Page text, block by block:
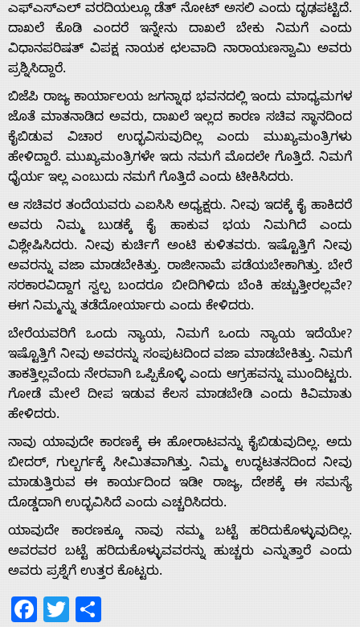
Home
About
Us
Advertise
With
s
Contact
Us
ಎಫ್‍ಎಸ್‍ಎಲ್ ವರದಿಯಲ್ಲೂ ಡೆತ್ ನೋಟ್ ಅಸಲಿ ಎಂದು ದೃಢಪಟ್ಟಿದೆ.
ದಾಖಲೆ ಕೊಡಿ ಎಂದರೆ ಇನ್ನೇನು ದಾಖಲೆ ಬೇಕು ನಿಮಗೆ ಎಂದು
ವಿಧಾನಪರಿಷತ್ ವಿಪಕ್ಷ ನಾಯಕ ಛಲವಾದಿ ನಾರಾಯಣಸ್ವಾಮಿ ಅವರು
ಪ್ರಶ್ನಿಸಿದ್ದಾರೆ.
ಬಿಜೆಪಿ ರಾಜ್ಯ ಕಾರ್ಯಾಲಯ ಜಗನ್ನಾಥ ಭವನದಲ್ಲಿ ಇಂದು ಮಾಧ್ಯಮಗಳ
ಜೊತೆ ಮಾತನಾಡಿದ ಅವರು, ದಾಖಲೆ ಇಲ್ಲದ ಕಾರಣ ಸಚಿವ ಸ್ಥಾನದಿಂದ
ಕೈಬಿಡುವ ವಿಚಾರ ಉದ್ಭವಿಸುವುದಿಲ್ಲ ಎಂದು ಮುಖ್ಯಮಂತ್ರಿಗಳು
ಹೇಳಿದ್ದಾರೆ. ಮುಖ್ಯಮಂತ್ರಿಗಳೇ ಇದು ನಮಗೆ ಮೊದಲೇ ಗೊತ್ತಿದೆ. ನಿಮಗೆ
ಧೈರ್ಯ ಇಲ್ಲ ಎಂಬುದು ನಮಗೆ ಗೊತ್ತಿದೆ ಎಂದು ಟೀಕಿಸಿದರು.
ಆ ಸಚಿವರ ತಂದೆಯವರು ಎಐಸಿಸಿ ಅಧ್ಯಕ್ಷರು. ನೀವು ಇದಕ್ಕೆ ಕೈ ಹಾಕಿದರೆ
ಅವರು ನಿಮ್ಮ ಬುಡಕ್ಕೆ ಕೈ ಹಾಕುವ ಭಯ ನಿಮಗಿದೆ ಎಂದು
ವಿಶ್ಲೇಷಿಸಿದರು. ನೀವು ಕುರ್ಚಿಗೆ ಅಂಟಿ ಕುಳಿತವರು. ಇಷ್ಟೊತ್ತಿಗೆ ನೀವು
ಅವರನ್ನು ವಜಾ ಮಾಡಬೇಕಿತ್ತು. ರಾಜೀನಾಮೆ ಪಡೆಯಬೇಕಾಗಿತ್ತು. ಬೇರೆ
ಸರಕಾರವಿದ್ದಾಗ ಸ್ವಲ್ಪ ಬಂದರೂ ಬೀದಿಗಿಳಿದು ಬೆಂಕಿ ಹಚ್ಚುತ್ತೀರಲ್ಲವೇ?
ಈಗ ನಿಮ್ಮನ್ನು ತಡೆದೋರ್ಯಾರು ಎಂದು ಕೇಳಿದರು.
ಬೇರೆಯವರಿಗೆ ಒಂದು ನ್ಯಾಯ, ನಿಮಗೆ ಒಂದು ನ್ಯಾಯ ಇದೆಯೇ?
ಇಷ್ಟೊತ್ತಿಗೆ ನೀವು ಅವರನ್ನು ಸಂಪುಟದಿಂದ ವಜಾ ಮಾಡಬೇಕಿತ್ತು. ನಿಮಗೆ
ತಾಕತ್ತಿಲ್ಲವೆಂದು ನೇರವಾಗಿ ಒಪ್ಪಿಕೊಳ್ಳಿ ಎಂದು ಆಗ್ರಹವನ್ನು ಮುಂದಿಟ್ಟರು.
ಗೋಡೆ ಮೇಲೆ ದೀಪ ಇಡುವ ಕೆಲಸ ಮಾಡಬೇಡಿ ಎಂದು ಕಿವಿಮಾತು
ಹೇಳಿದರು.
ನಾವು ಯಾವುದೇ ಕಾರಣಕ್ಕೆ ಈ ಹೋರಾಟವನ್ನು ಕೈಬಿಡುವುದಿಲ್ಲ. ಅದು
ಬೀದರ್, ಗುಲ್ಬರ್ಗಕ್ಕೆ ಸೀಮಿತವಾಗಿತ್ತು. ನಿಮ್ಮ ಉದ್ಧಟತನದಿಂದ ನೀವು
ಮಾಡುತ್ತಿರುವ ಈ ಕಾರ್ಯದಿಂದ ಇಡೀ ರಾಜ್ಯ, ದೇಶಕ್ಕೆ ಈ ಸಮಸ್ಯೆ
ದೊಡ್ಡದಾಗಿ ಉದ್ಭವಿಸಿದೆ ಎಂದು ಎಚ್ಚರಿಸಿದರು.
ಯಾವುದೇ ಕಾರಣಕ್ಕೂ ನಾವು ನಮ್ಮ ಬಟ್ಟೆ ಹರಿದುಕೊಳ್ಳುವುದಿಲ್ಲ.
ಅವರವರ ಬಟ್ಟೆ ಹರಿದುಕೊಳ್ಳುವವರನ್ನು ಹುಚ್ಚರು ಎನ್ನುತ್ತಾರೆ ಎಂದು
ಅವರು ಪ್ರಶ್ನೆಗೆ ಉತ್ತರ ಕೊಟ್ಟರು.
Facebook
Twitter